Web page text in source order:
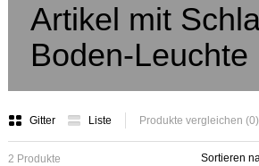
Artikel mit
Boden-Leuchte
Gitter Liste Produkte vergleichen (0)
Sortieren
2 Produkte